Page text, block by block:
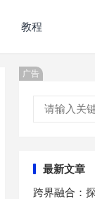
教程
广告
最新文章
跨界融合：